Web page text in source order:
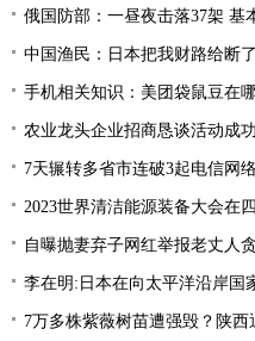
俄国防部：一昼夜击落37架 基
中国渔民：日本把我财路给断
手机相关知识：美团袋鼠豆在
农业龙头企业招商恳谈活动成功
7天辗转多省市连破3起电信网络
2023世界清洁能源装备大会在
自曝抛妻弃子网红举报老丈人
李在明:日本在向太平洋沿岸国
7万多株紫薇树苗遭强毁？陕